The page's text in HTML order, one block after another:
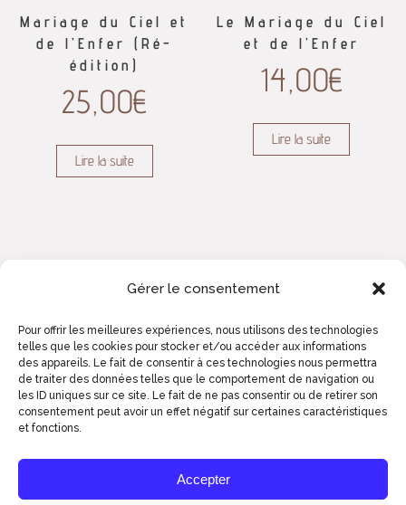
Gérer le consentement
Pour offrir les meilleures expériences, nous utilisons des technologies
telles que les cookies pour stocker et/ou accéder aux informations
des appareils. Le fait de consentir à ces technologies nous permettra
de traiter des données telles que le comportement de navigation ou
les ID uniques sur ce site. Le fait de ne pas consentir ou de retirer son
consentement peut avoir un effet négatif sur certaines caractéristiques
et fonctions.
Accepter
Mariage du Ciel et
de l’Enfer (Ré-
édition)
25,00€
Lire la suite
Le Mariage du Ciel
et de l’Enfer
14,00€
Lire la suite
2023© ART ZOYD STUDIOS - COMM' DE
BIEN ENTENDU